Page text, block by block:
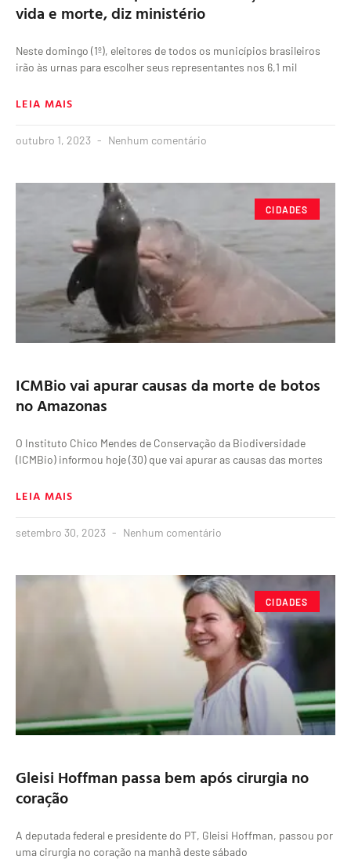
vida e morte, diz ministério
Neste domingo (1º), eleitores de todos os municípios brasileiros
irão às urnas para escolher seus representantes nos 6,1 mil
LEIA MAIS
outubro 1, 2023 Nenhum comentário
CIDADES
ICMBio vai apurar causas da morte de botos
no Amazonas
O Instituto Chico Mendes de Conservação da Biodiversidade
(ICMBio) informou hoje (30) que vai apurar as causas das mortes
LEIA MAIS
setembro 30, 2023 Nenhum comentário
CIDADES
Gleisi Hoffman passa bem após cirurgia no
coração
A deputada federal e presidente do PT, Gleisi Hoffman, passou por
uma cirurgia no coração na manhã deste sábado